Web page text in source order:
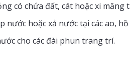
có chứa đất, cát hoặc xi măng
nước hoặc xả nước tại các ao,
cho các đài phun trang trí.